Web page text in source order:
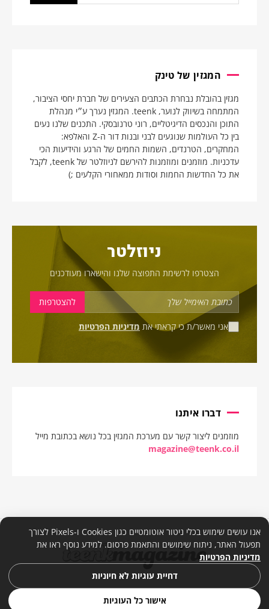
המגזין של טינק
מגזין בהובלת נבחרת הכתבים הצעירים של חברת יחסי הציבור,
המתמחה בשיווק לנוער, teenk. המגזין נערך ע״י מנהלת
התוכן והנכסים הדיגיטליים, רוני טרנובסקי. התכנים שלנו נעים
בין כל העולמות שנוגעים לבני ובנות דור ה-Z והאלפא:
המחקרים, הטרנדים, השמות החמים של הרגע והידיעות הכי
עדכניות. מוזמנים ומוזמנות להירשם לניוזלטר של teenk, לקבל
את כל החדשות החמות וסודות ממאחורי הקלעים ;)
ניוזלטר
הצטרפו לרשימת התפוצה שלנו והישארו מעודכנים
אני מאשר/ת כי קראתי את מדיניות הפרטיות
דברו איתנו
מוזמנים ליצור קשר עם מערכת המגזין בכל נושא בכתובת מייל
magazine@teenk.co.il
מדיניות פרטיות
אנו עושים שימוש בכלי ניטור אוטומטיים כגון Cookies ו-Pixels לצורך
תפעול האתר, ניתוח שימושים והתאמת פרסום. למידע נוסף ראו את
מדיניות הפרטיות
דחיית עוגיות לא חיוניות
אישור כל העוגיות